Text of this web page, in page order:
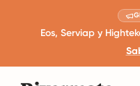
Eos, Serviap y